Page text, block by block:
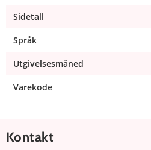
Sidetall
Språk
Utgivelsesmåned
Varekode
Kontakt